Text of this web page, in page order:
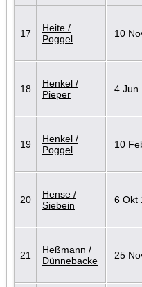
17
Heite /
Poggel
10
18
Henkel /
Pieper
4 Jun
19
Henkel /
Poggel
10
20
Hense /
Siebein
6 Okt
21
Heßmann /
Dünnebacke
25